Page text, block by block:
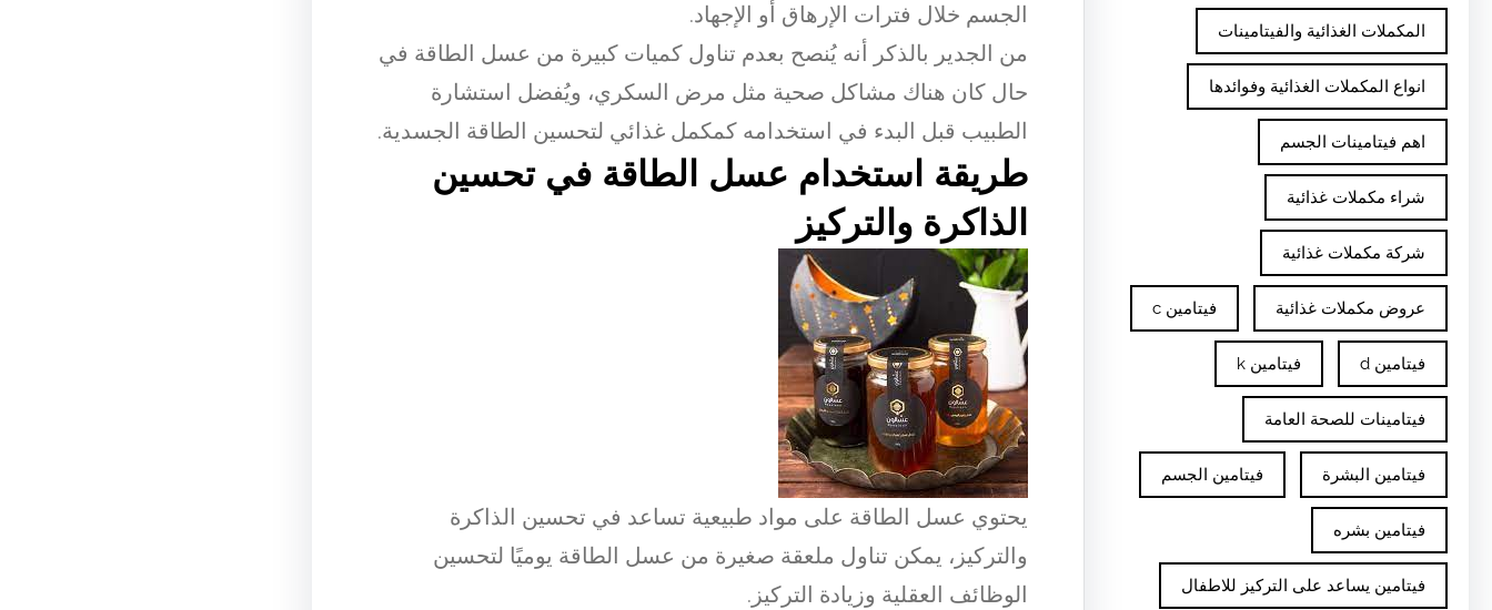
المكملات الغذائية والفيتامينات
انواع المكملات الغذائية وفوائدها
اهم فيتامينات الجسم
شراء مكملات غذائية
شركة مكملات غذائية
عروض مكملات غذائية فيتامين c
فيتامين d فيتامين k
فيتامينات للصحة العامة
فيتامين البشرة فيتامين الجسم
فيتامين بشره
فيتامين يساعد على التركيز للاطفال
الجسم خلال فترات الإرهاق أو الإجهاد.
من الجدير بالذكر أنه يُنصح بعدم تناول كميات كبيرة من عسل الطاقة في
حال كان هناك مشاكل صحية مثل مرض السكري، ويُفضل استشارة
الطبيب قبل البدء في استخدامه كمكمل غذائي لتحسين الطاقة الجسدية.
طريقة استخدام عسل الطاقة في تحسين
الذاكرة والتركيز
يحتوي عسل الطاقة على مواد طبيعية تساعد في تحسين الذاكرة
والتركيز، يمكن تناول ملعقة صغيرة من عسل الطاقة يوميًا لتحسين
الوظائف العقلية وزيادة التركيز.